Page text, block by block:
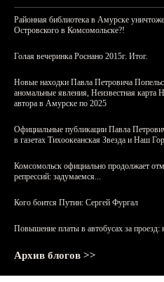
Районная библиотека в Амурске
Островского в Комсомольске?!
Голая вечеринка Роснано 2015г. Итог.
Новые находки Павла Петровича
аномальные явления, Неизвестная
автора в Амурске по 2025
Официальные публикации Павла
в газетах Тихоокеанская Звезда и Наш
Комсомольск официально продолжает
репрессий: задумаемся...
Кого боится Путин: Сергей Фургал
Повышение платы в автобусах за проезд:
Архив блогов >>